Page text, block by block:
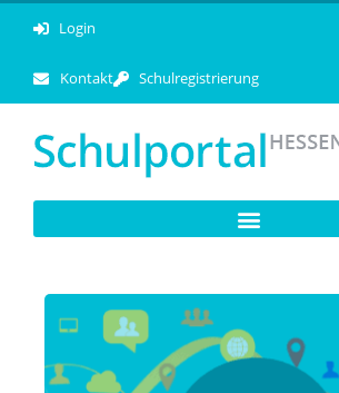
Login
Kontakt Schulregistrierung